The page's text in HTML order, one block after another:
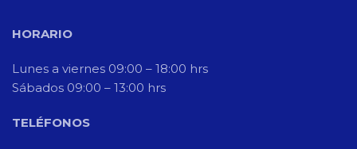
HORARIO
Lunes a viernes 09:00 – 18:00 hrs
Sábados 09:00 – 13:00 hrs
TELÉFONOS